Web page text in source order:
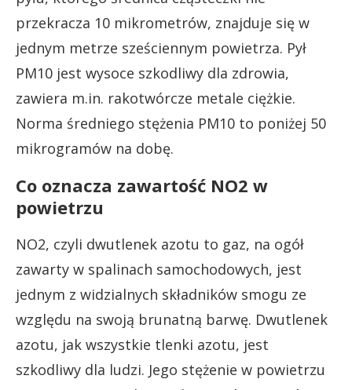
przekracza 10 mikrometrów, znajduje się w
jednym metrze sześciennym powietrza. Pył
PM10 jest wysoce szkodliwy dla zdrowia,
zawiera m.in. rakotwórcze metale ciężkie.
Norma średniego stężenia PM10 to poniżej 50
mikrogramów na dobę.
Co oznacza zawartość NO2 w
powietrzu
NO2, czyli dwutlenek azotu to gaz, na ogół
zawarty w spalinach samochodowych, jest
jednym z widzialnych składników smogu ze
względu na swoją brunatną barwę. Dwutlenek
azotu, jak wszystkie tlenki azotu, jest
szkodliwy dla ludzi. Jego stężenie w powietrzu